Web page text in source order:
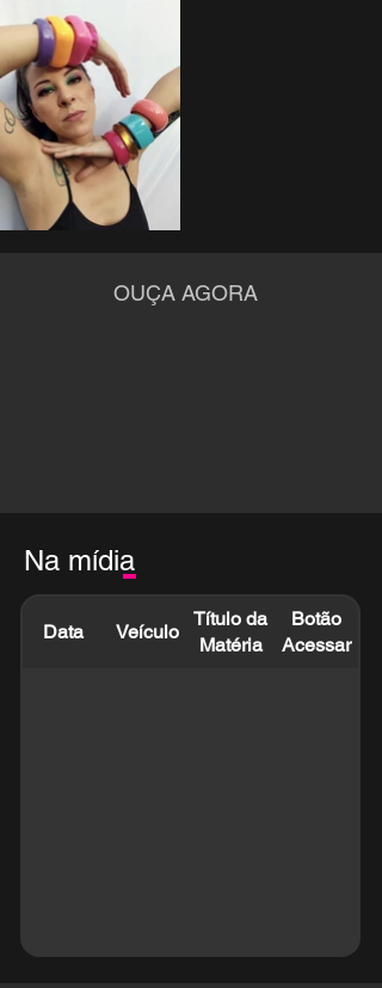
OUÇA AGORA
Na mídia
Data Veículo
Título da
Matéria
Botão
Acessar